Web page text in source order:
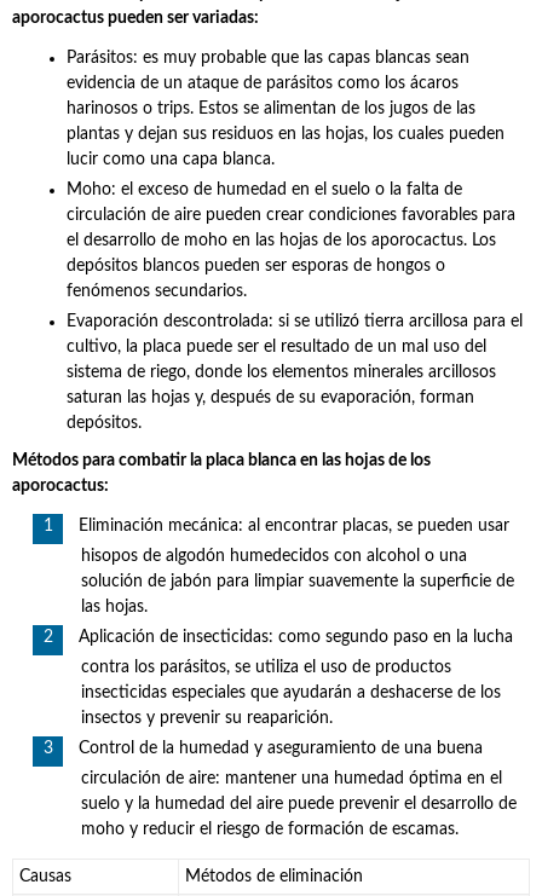
aporocactus pueden ser variadas:
Parásitos: es muy probable que las capas blancas sean
evidencia de un ataque de parásitos como los ácaros
harinosos o trips. Estos se alimentan de los jugos de las
plantas y dejan sus residuos en las hojas, los cuales pueden
lucir como una capa blanca.
Moho: el exceso de humedad en el suelo o la falta de
circulación de aire pueden crear condiciones favorables para
el desarrollo de moho en las hojas de los aporocactus. Los
depósitos blancos pueden ser esporas de hongos o
fenómenos secundarios.
Evaporación descontrolada: si se utilizó tierra arcillosa para el
cultivo, la placa puede ser el resultado de un mal uso del
sistema de riego, donde los elementos minerales arcillosos
saturan las hojas y, después de su evaporación, forman
depósitos.
Métodos para combatir la placa blanca en las hojas de los
aporocactus:
Eliminación mecánica: al encontrar placas, se pueden usar
hisopos de algodón humedecidos con alcohol o una
solución de jabón para limpiar suavemente la superficie de
las hojas.
Aplicación de insecticidas: como segundo paso en la lucha
contra los parásitos, se utiliza el uso de productos
insecticidas especiales que ayudarán a deshacerse de los
insectos y prevenir su reaparición.
Control de la humedad y aseguramiento de una buena
circulación de aire: mantener una humedad óptima en el
suelo y la humedad del aire puede prevenir el desarrollo de
moho y reducir el riesgo de formación de escamas.
Causas Métodos de eliminación